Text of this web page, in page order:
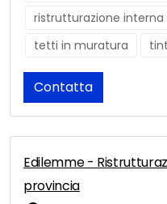
ristrutturazione interna
tetti in muratura
Contatta
Edilemme -
provincia